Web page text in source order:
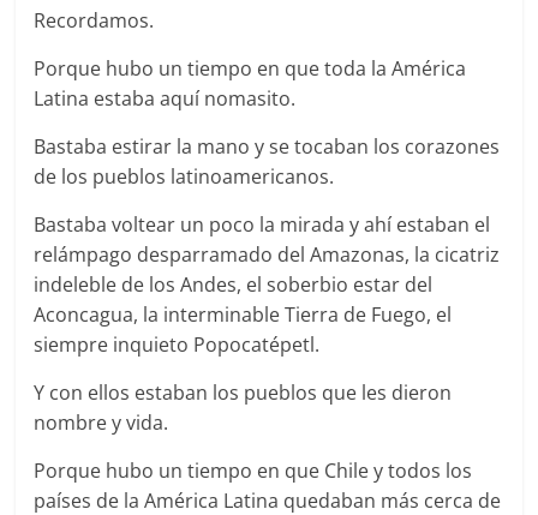
Recordamos.
Porque hubo un tiempo en que toda la América
Latina estaba aquí nomasito.
Bastaba estirar la mano y se tocaban los corazones
de los pueblos latinoamericanos.
Bastaba voltear un poco la mirada y ahí estaban el
relámpago desparramado del Amazonas, la cicatriz
indeleble de los Andes, el soberbio estar del
Aconcagua, la interminable Tierra de Fuego, el
siempre inquieto Popocatépetl.
Y con ellos estaban los pueblos que les dieron
nombre y vida.
Porque hubo un tiempo en que Chile y todos los
países de la América Latina quedaban más cerca de